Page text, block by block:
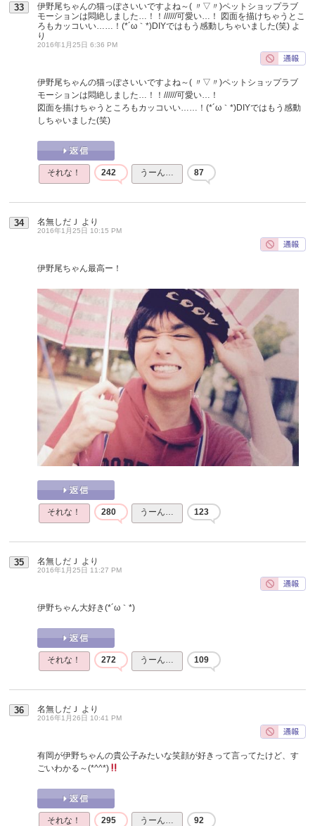
33
伊野尾ちゃんの猫っぽさいいですよね～( 〃▽〃)ペットショップラブ
モーションは悶絶しました…！！//////可愛い…！ 図面を描けちゃうとこ
ろもカッコいい……！(*´ω｀*)DIYではもう感動しちゃいました(笑) よ
り
2016年1月25日 6:36 PM
伊野尾ちゃんの猫っぽさいいですよね～( 〃▽〃)ペットショップラブ
モーションは悶絶しました…！！//////可愛い…！
図面を描けちゃうところもカッコいい……！(*´ω｀*)DIYではもう感動
しちゃいました(笑)
それな！ 242 うーん… 87
34 名無しだＪ より
2016年1月25日 10:15 PM
伊野尾ちゃん最高ー！
それな！ 280 うーん… 123
35 名無しだＪ より
2016年1月25日 11:27 PM
伊野ちゃん大好き(*´ω｀*)
それな！ 272 うーん… 109
36 名無しだＪ より
2016年1月26日 10:41 PM
有岡が伊野ちゃんの貴公子みたいな笑顔が好きって言ってたけど、す
ごいわかる～(*^^*)
それな！ 295 うーん… 92